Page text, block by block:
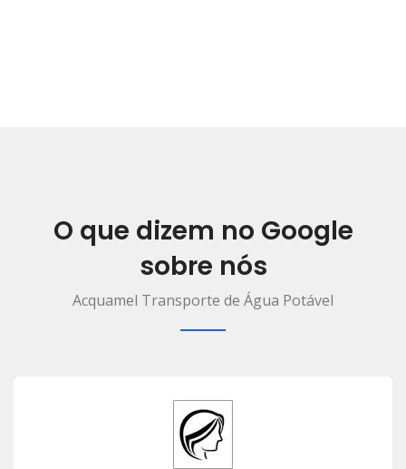
O que dizem no Google
sobre nós
Acquamel Transporte de Água Potável